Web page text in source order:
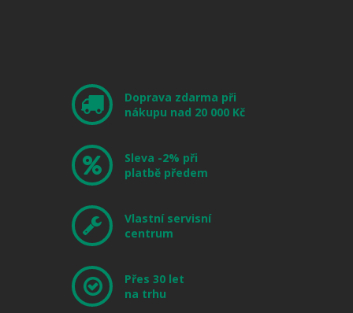
Doprava zdarma při
nákupu nad 20 000 Kč
Sleva -2% při
platbě předem
Vlastní servisní
centrum
Přes 30 let
na trhu